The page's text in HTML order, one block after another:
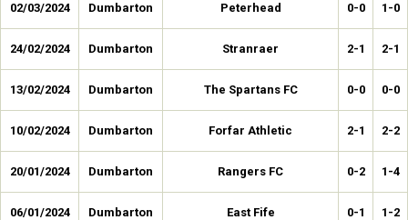
02/03/2024 Dumbarton Peterhead 0-0 1-0
24/02/2024 Dumbarton Stranraer 2-1 2-1
13/02/2024 Dumbarton The Spartans FC 0-0 0-0
10/02/2024 Dumbarton Forfar Athletic 2-1 2-2
20/01/2024 Dumbarton Rangers FC 0-2 1-4
06/01/2024 Dumbarton East Fife 0-1 1-2